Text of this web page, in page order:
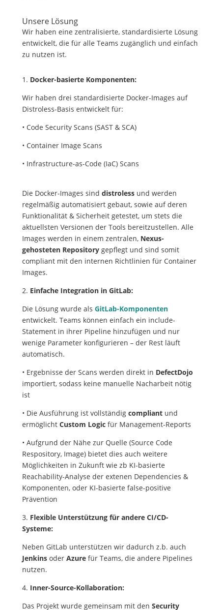
Unsere Lösung
Wir haben eine zentralisierte, standardisierte Lösung
entwickelt, die für alle Teams zugänglich und einfach
zu nutzen ist.
1. Docker-basierte Komponenten:
Wir haben drei standardisierte Docker-Images auf
Distroless-Basis entwickelt für:
• Code Security Scans (SAST & SCA)
• Container Image Scans
• Infrastructure-as-Code (IaC) Scans
Die Docker-Images sind distrolessund werden
regelmäßig automatisiert gebaut, sowie auf deren
Funktionalität & Sicherheit getestet, um stets die
aktuellsten Versionen der Tools bereitzustellen. Alle
Images werden in einem zentralen, Nexus-
gehosteten Repositorygepflegt und sind somit
compliant mit den internen Richtlinien für Container
Images.
2. Einfache Integration in GitLab:
Die Lösung wurde als GitLab-Komponenten
entwickelt. Teams können einfach ein include-
Statement in ihrer Pipeline hinzufügen und nur
wenige Parameter konfigurieren – der Rest läuft
automatisch.
• Ergebnisse der Scans werden direkt in DefectDojo
importiert, sodass keine manuelle Nacharbeit nötig
ist
• Die Ausführung ist vollständig compliantund
ermöglicht Custom Logicfür Management-Reports
• Aufgrund der Nähe zur Quelle (Source Code
Respository, Image) bietet dies auch weitere
Möglichkeiten in Zukunft wie zb KI-basierte
Reachability-Analyse der extenen Dependencies &
Komponenten, oder KI-basierte false-positive
Prävention
3. Flexible Unterstützung für andere CI/CD-
Systeme:
Neben GitLab unterstützen wir dadurch z.b. auch
Jenkinsoder Azurefür Teams, die andere Pipelines
nutzen.
4. Inner-Source-Kollaboration:
Das Projekt wurde gemeinsam mit den Security